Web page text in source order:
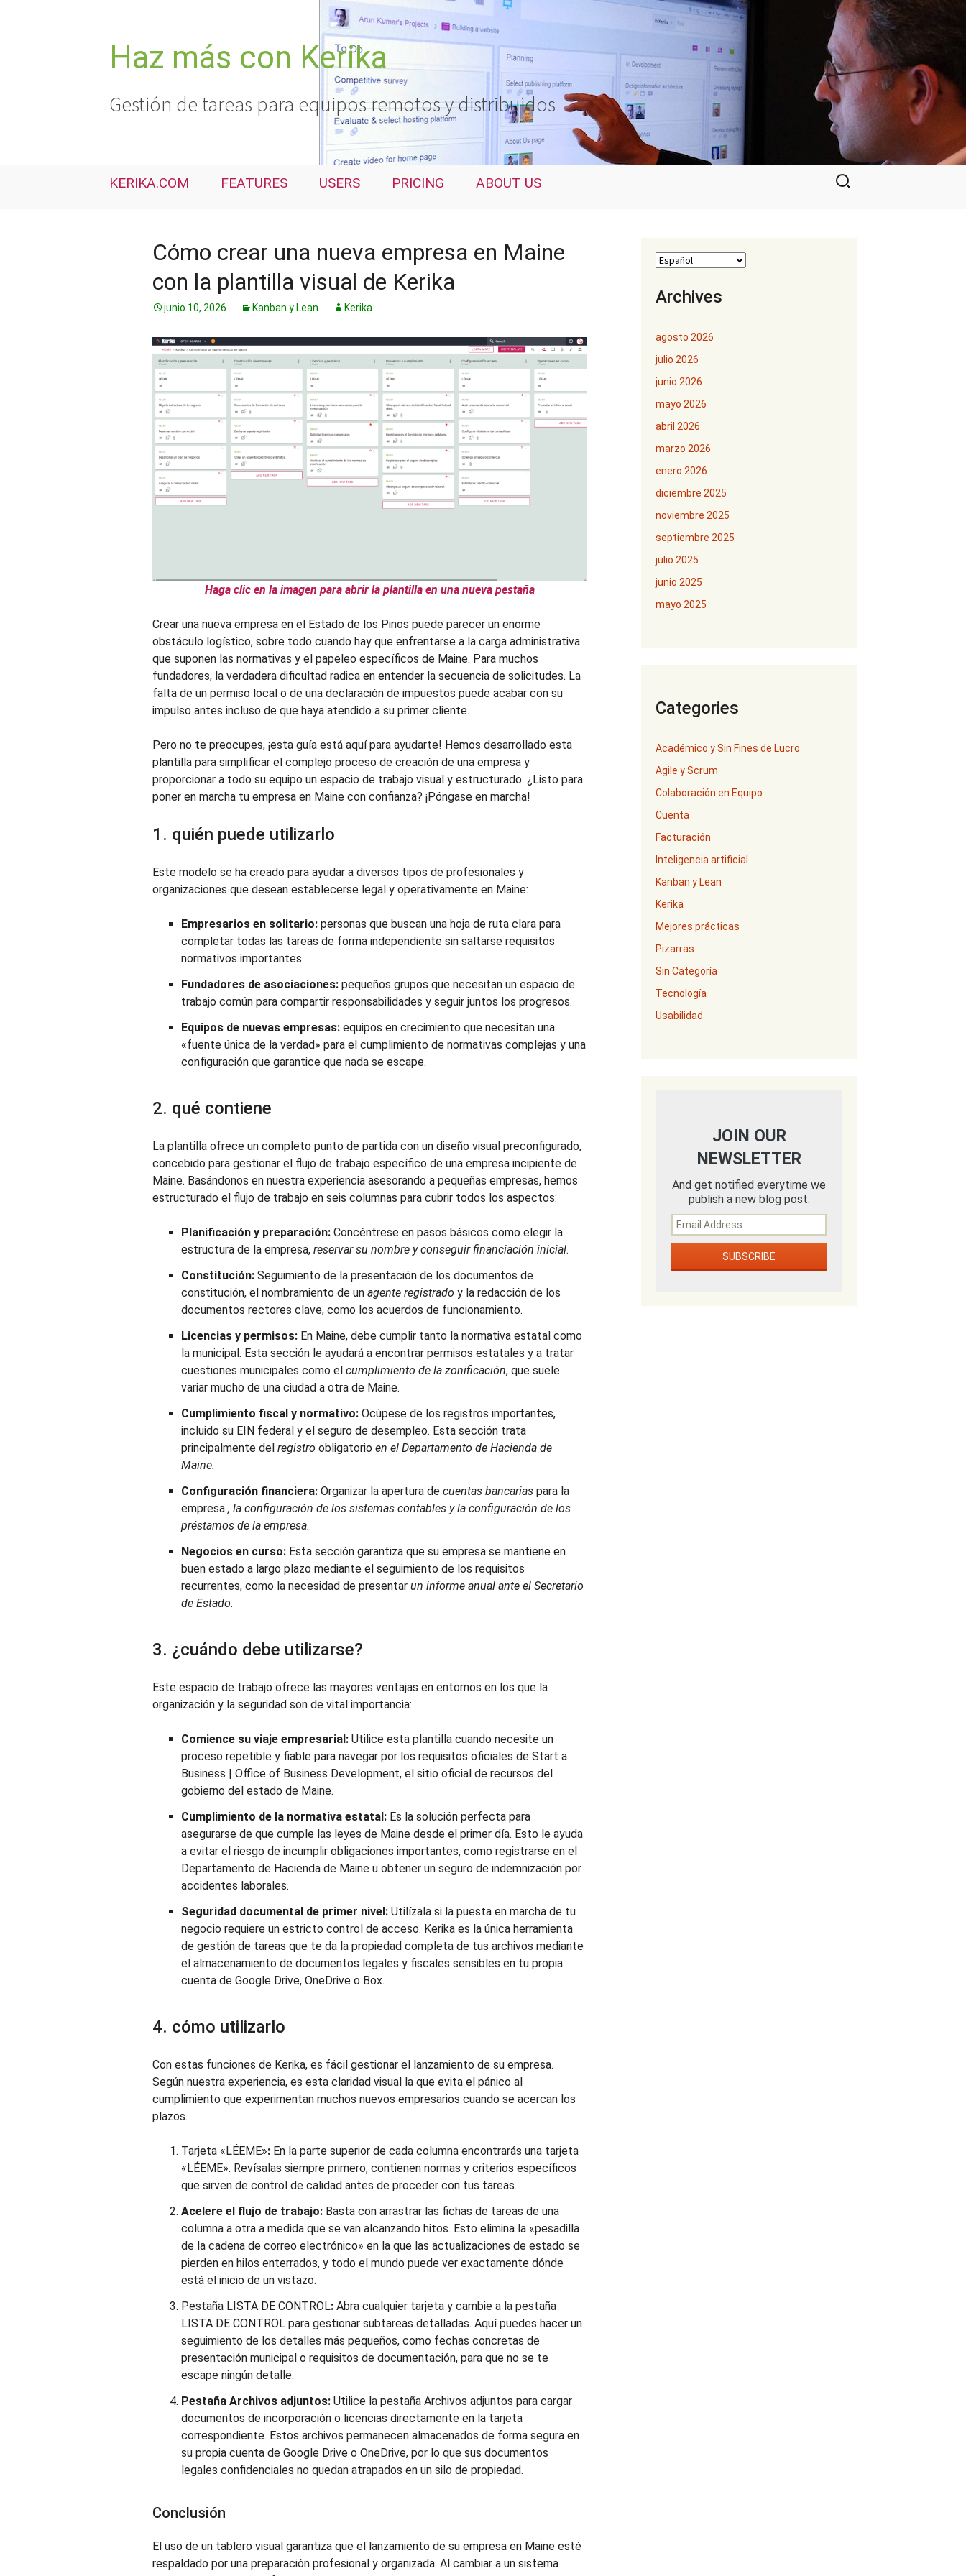
Haz más con Kerika
Gestión de tareas para equipos remotos y distribuidos
KERIKA.COM FEATURES USERS PRICING ABOUT US
Buscar:
Cómo crear una nueva empresa en Maine
con la plantilla visual de Kerika
junio 10, 2026 Kanban y Lean Kerika
Haga clic en la imagen para abrir la plantilla en una nueva pestaña
Crear una nueva empresa en el Estado de los Pinos puede parecer un enorme
obstáculo logístico, sobre todo cuando hay que enfrentarse a la carga administrativa
que suponen las normativas y el papeleo específicos de Maine. Para muchos
fundadores, la verdadera dificultad radica en entender la secuencia de solicitudes. La
falta de un permiso local o de una declaración de impuestos puede acabar con su
impulso antes incluso de que haya atendido a su primer cliente.
Pero no te preocupes, ¡esta guía está aquí para ayudarte! Hemos desarrollado esta
plantilla para simplificar el complejo proceso de creación de una empresa y
proporcionar a todo su equipo un espacio de trabajo visual y estructurado. ¿Listo para
poner en marcha tu empresa en Maine con confianza? ¡Póngase en marcha!
1. quién puede utilizarlo
Este modelo se ha creado para ayudar a diversos tipos de profesionales y
organizaciones que desean establecerse legal y operativamente en Maine:
Empresarios en solitario: personas que buscan una hoja de ruta clara para
completar todas las tareas de forma independiente sin saltarse requisitos
normativos importantes.
Fundadores de asociaciones: pequeños grupos que necesitan un espacio de
trabajo común para compartir responsabilidades y seguir juntos los progresos.
Equipos de nuevas empresas: equipos en crecimiento que necesitan una
«fuente única de la verdad» para el cumplimiento de normativas complejas y una
configuración que garantice que nada se escape.
2. qué contiene
La plantilla ofrece un completo punto de partida con un diseño visual preconfigurado,
concebido para gestionar el flujo de trabajo específico de una empresa incipiente de
Maine. Basándonos en nuestra experiencia asesorando a pequeñas empresas, hemos
estructurado el flujo de trabajo en seis columnas para cubrir todos los aspectos:
Planificación y preparación: Concéntrese en pasos básicos como elegir la
estructura de la empresa, reservar su nombre y conseguir financiación inicial.
Constitución: Seguimiento de la presentación de los documentos de
constitución, el nombramiento de un agente registrado y la redacción de los
documentos rectores clave, como los acuerdos de funcionamiento.
Licencias y permisos: En Maine, debe cumplir tanto la normativa estatal como
la municipal. Esta sección le ayudará a encontrar permisos estatales y a tratar
cuestiones municipales como el cumplimiento de la zonificación, que suele
variar mucho de una ciudad a otra de Maine.
Cumplimiento fiscal y normativo: Ocúpese de los registros importantes,
incluido su EIN federal y el seguro de desempleo. Esta sección trata
principalmente del registro obligatorio en el Departamento de Hacienda de
Maine.
Configuración financiera: Organizar la apertura de cuentas bancarias para la
empresa , la configuración de los sistemas contables y la configuración de los
préstamos de la empresa.
Negocios en curso: Esta sección garantiza que su empresa se mantiene en
buen estado a largo plazo mediante el seguimiento de los requisitos
recurrentes, como la necesidad de presentar un informe anual ante el Secretario
de Estado.
3. ¿cuándo debe utilizarse?
Este espacio de trabajo ofrece las mayores ventajas en entornos en los que la
organización y la seguridad son de vital importancia:
Comience su viaje empresarial: Utilice esta plantilla cuando necesite un
proceso repetible y fiable para navegar por los requisitos oficiales de Start a
Business | Office of Business Development, el sitio oficial de recursos del
gobierno del estado de Maine.
Cumplimiento de la normativa estatal: Es la solución perfecta para
asegurarse de que cumple las leyes de Maine desde el primer día. Esto le ayuda
a evitar el riesgo de incumplir obligaciones importantes, como registrarse en el
Departamento de Hacienda de Maine u obtener un seguro de indemnización por
accidentes laborales.
Seguridad documental de primer nivel: Utilízala si la puesta en marcha de tu
negocio requiere un estricto control de acceso. Kerika es la única herramienta
de gestión de tareas que te da la propiedad completa de tus archivos mediante
el almacenamiento de documentos legales y fiscales sensibles en tu propia
cuenta de Google Drive, OneDrive o Box.
4. cómo utilizarlo
Con estas funciones de Kerika, es fácil gestionar el lanzamiento de su empresa.
Según nuestra experiencia, es esta claridad visual la que evita el pánico al
cumplimiento que experimentan muchos nuevos empresarios cuando se acercan los
plazos.
Tarjeta «LÉEME»: En la parte superior de cada columna encontrarás una tarjeta
«LÉEME». Revísalas siempre primero; contienen normas y criterios específicos
que sirven de control de calidad antes de proceder con tus tareas.
Acelere el flujo de trabajo: Basta con arrastrar las fichas de tareas de una
columna a otra a medida que se van alcanzando hitos. Esto elimina la «pesadilla
de la cadena de correo electrónico» en la que las actualizaciones de estado se
pierden en hilos enterrados, y todo el mundo puede ver exactamente dónde
está el inicio de un vistazo.
Pestaña LISTA DE CONTROL: Abra cualquier tarjeta y cambie a la pestaña
LISTA DE CONTROL para gestionar subtareas detalladas. Aquí puedes hacer un
seguimiento de los detalles más pequeños, como fechas concretas de
presentación municipal o requisitos de documentación, para que no se te
escape ningún detalle.
Pestaña Archivos adjuntos: Utilice la pestaña Archivos adjuntos para cargar
documentos de incorporación o licencias directamente en la tarjeta
correspondiente. Estos archivos permanecen almacenados de forma segura en
su propia cuenta de Google Drive o OneDrive, por lo que sus documentos
legales confidenciales no quedan atrapados en un silo de propiedad.
Conclusión
El uso de un tablero visual garantiza que el lanzamiento de su empresa en Maine esté
respaldado por una preparación profesional y organizada. Al cambiar a un sistema
Archives
agosto 2026
julio 2026
junio 2026
mayo 2026
abril 2026
marzo 2026
enero 2026
diciembre 2025
noviembre 2025
septiembre 2025
julio 2025
junio 2025
mayo 2025
Categories
Académico y Sin Fines de Lucro
Agile y Scrum
Colaboración en Equipo
Cuenta
Facturación
Inteligencia artificial
Kanban y Lean
Kerika
Mejores prácticas
Pizarras
Sin Categoría
Tecnología
Usabilidad
JOIN OUR
NEWSLETTER
And get notified everytime we
publish a new blog post.